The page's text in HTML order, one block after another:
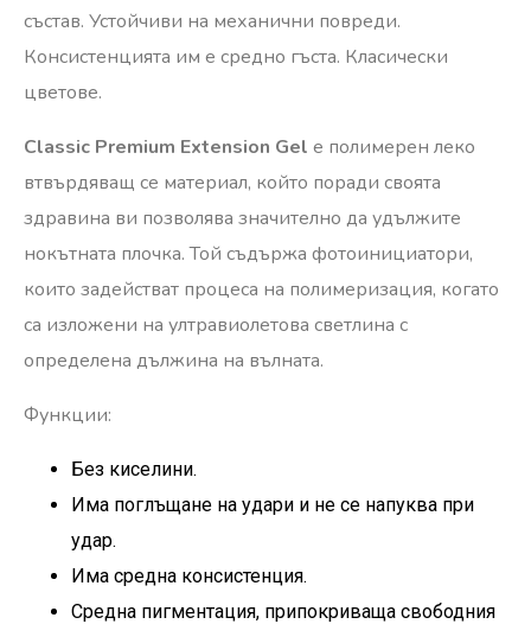
състав. Устойчиви на механични повреди.
Консистенцията им е средно гъста. Класически
цветове.
Classic Premium Extension Gel е полимерен леко
втвърдяващ се материал, който поради своята
здравина ви позволява значително да удължите
нокътната плочка. Той съдържа фотоинициатори,
които задействат процеса на полимеризация, когато
са изложени на ултравиолетова светлина с
определена дължина на вълната.
Функции:
Без киселини.
Има поглъщане на удари и не се напуква при
удар.
Има средна консистенция.
Средна пигментация, припокриваща свободния